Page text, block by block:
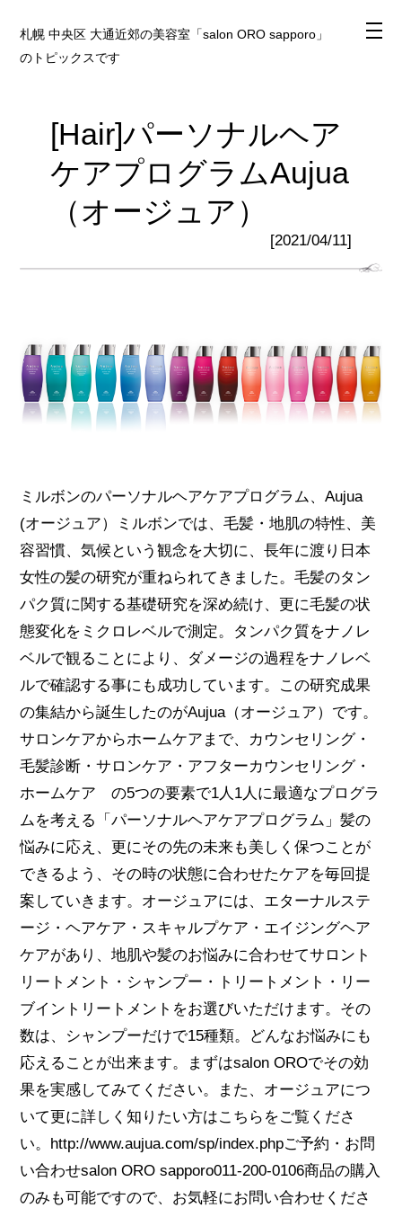
札幌 中央区 大通近郊の美容室「salon ORO sapporo」
のトピックスです
[Hair]パーソナルヘア
ケアプログラムAujua
（オージュア）
[2021/04/11]
ミルボンのパーソナルヘアケアプログラム、Aujua
(オージュア）ミルボンでは、毛髪・地肌の特性、美
容習慣、気候という観念を大切に、長年に渡り日本
女性の髪の研究が重ねられてきました。毛髪のタン
パク質に関する基礎研究を深め続け、更に毛髪の状
態変化をミクロレベルで測定。タンパク質をナノレ
ベルで観ることにより、ダメージの過程をナノレベ
ルで確認する事にも成功しています。この研究成果
の集結から誕生したのがAujua（オージュア）です。
サロンケアからホームケアまで、カウンセリング・
毛髪診断・サロンケア・アフターカウンセリング・
ホームケア の5つの要素で1人1人に最適なプログラ
ムを考える「パーソナルヘアケアプログラム」髪の
悩みに応え、更にその先の未来も美しく保つことが
できるよう、その時の状態に合わせたケアを毎回提
案していきます。オージュアには、エターナルステ
ージ・ヘアケア・スキャルプケア・エイジングヘア
ケアがあり、地肌や髪のお悩みに合わせてサロント
リートメント・シャンプー・トリートメント・リー
ブイントリートメントをお選びいただけます。その
数は、シャンプーだけで15種類。どんなお悩みにも
応えることが出来ます。まずはsalon OROでその効
果を実感してみてください。また、オージュアにつ
いて更に詳しく知りたい方はこちらをご覧くださ
い。http://www.aujua.com/sp/index.phpご予約・お問
い合わせsalon ORO sapporo011-200-0106商品の購入
のみも可能ですので、お気軽にお問い合わせくださ